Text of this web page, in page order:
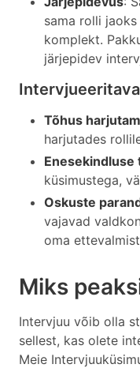
sama rolli
komplekt.
järjepidev
Tõhus
harjutades
Enesekindluse
küsimustega,
Oskuste
vajavad
oma
Miks
Intervjuu võib olla
sellest, kas olete
Meie